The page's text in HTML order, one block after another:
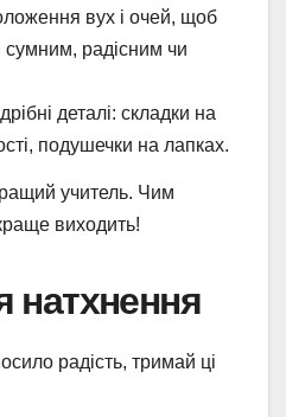
вух і очей, щоб
сумним, радісним чи
деталі: складки на
подушечки на лапках.
учитель. Чим
виходить!
натхнення
радість, тримай ці